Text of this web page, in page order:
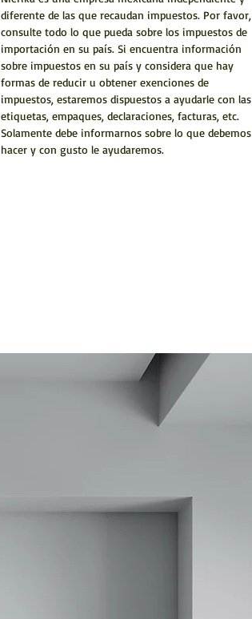
diferente de las que recaudan impuestos. Por favor,
consulte todo lo que pueda sobre los impuestos de
importación en su país. Si encuentra información
sobre impuestos en su país y considera que hay
formas de reducir u obtener exenciones de
impuestos, estaremos dispuestos a ayudarle con las
etiquetas, empaques, declaraciones, facturas, etc.
Solamente debe informarnos sobre lo que debemos
hacer y con gusto le ayudaremos.